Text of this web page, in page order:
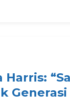
Harris:
Generasi